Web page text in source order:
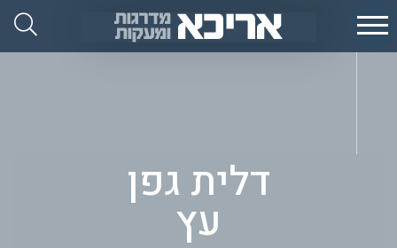
Skip
to
content
אריכא
דלית גפן
עץ